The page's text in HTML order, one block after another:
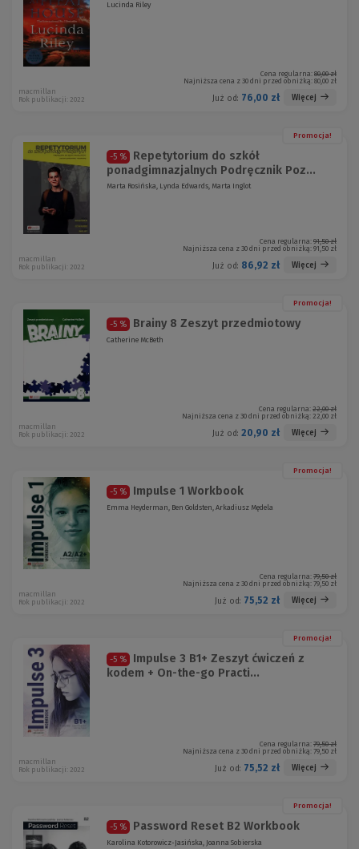
Lucinda Riley
Cena regularna: 80,00 zł
Najniższa cena z 30 dni przed obniżką: 80,00 zł
Już od: 76,00 zł Więcej
macmillan
Rok publikacji: 2022
Promocja!
-5 %
Repetytorium do szkół
ponadgimnazjalnych Podręcznik Poz...
Marta Rosińska, Lynda Edwards, Marta Inglot
Cena regularna: 91,50 zł
Najniższa cena z 30 dni przed obniżką: 91,50 zł
Już od: 86,92 zł Więcej
macmillan
Rok publikacji: 2022
Promocja!
-5 % Brainy 8 Zeszyt przedmiotowy
Catherine McBeth
Cena regularna: 22,00 zł
Najniższa cena z 30 dni przed obniżką: 22,00 zł
Już od: 20,90 zł Więcej
macmillan
Rok publikacji: 2022
Promocja!
-5 % Impulse 1 Workbook
Emma Heyderman, Ben Goldsten, Arkadiusz Mędela
Cena regularna: 79,50 zł
Najniższa cena z 30 dni przed obniżką: 79,50 zł
Już od: 75,52 zł Więcej
macmillan
Rok publikacji: 2022
Promocja!
-5 %
Impulse 3 B1+ Zeszyt ćwiczeń z
kodem + On-the-go Practi...
Cena regularna: 79,50 zł
Najniższa cena z 30 dni przed obniżką: 79,50 zł
Już od: 75,52 zł Więcej
macmillan
Rok publikacji: 2022
Promocja!
-5 % Password Reset B2 Workbook
Karolina Kotorowicz-Jasińska, Joanna Sobierska